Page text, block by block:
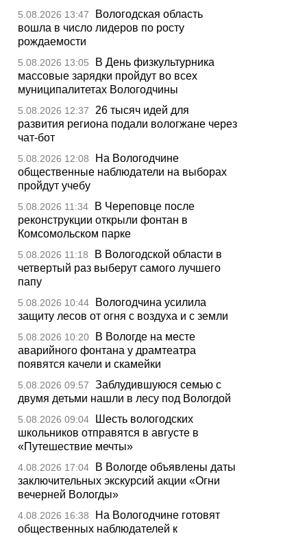
5.08.2026 13:47
Вологодская область
вошла в число лидеров по росту
рождаемости
5.08.2026 13:05
В День физкультурника
массовые зарядки пройдут во всех
муниципалитетах Вологодчины
5.08.2026 12:37
26 тысяч идей для
развития региона подали вологжане через
чат-бот
5.08.2026 12:08
На Вологодчине
общественные наблюдатели на выборах
пройдут учебу
5.08.2026 11:34
В Череповце после
реконструкции открыли фонтан в
Комсомольском парке
5.08.2026 11:18
В Вологодской области в
четвертый раз выберут самого лучшего
папу
5.08.2026 10:44
Вологодчина усилила
защиту лесов от огня с воздуха и с земли
5.08.2026 10:20
В Вологде на месте
аварийного фонтана у драмтеатра
появятся качели и скамейки
5.08.2026 09:57
Заблудившуюся семью с
двумя детьми нашли в лесу под Вологдой
5.08.2026 09:04
Шесть вологодских
школьников отправятся в августе в
«Путешествие мечты»
4.08.2026 17:04
В Вологде объявлены даты
заключительных экскурсий акции «Огни
вечерней Вологды»
4.08.2026 16:38
На Вологодчине готовят
общественных наблюдателей к